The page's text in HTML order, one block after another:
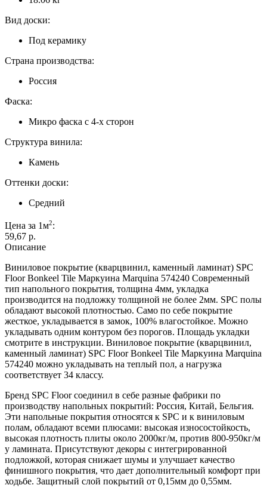
Вид доски:
Под керамику
Страна производства:
Россия
Фаска:
Микро фаска с 4-х сторон
Структура винила:
Камень
Оттенки доски:
Средний
Цена за 1м2:
59,67 p.
Описание
Виниловое покрытие (кварцвинил, каменный ламинат) SPC
Floor Bonkeel Tile Маркуина Marquina 574240 Современный
тип напольного покрытия, толщина 4мм, укладка
производится на подложку толщиной не более 2мм. SPC полы
обладают высокой плотностью. Само по себе покрытие
жесткое, укладывается в замок, 100% влагостойкое. Можно
укладывать одним контуром без порогов. Площадь укладки
смотрите в инструкции. Виниловое покрытие (кварцвинил,
каменный ламинат) SPC Floor Bonkeel Tile Маркуина Marquina
574240 можно укладывать на теплый пол, а нагрузка
соответствует 34 классу.
Бренд SPC Floor соединил в себе разные фабрики по
производству напольных покрытий: Россия, Китай, Бельгия.
Эти напольные покрытия относятся к SPC и к виниловым
полам, обладают всеми плюсами: высокая износостойкость,
высокая плотность плиты около 2000кг/м, против 800-950кг/м
у ламината. Присутствуют декоры с интегрированной
подложкой, которая снижает шумы и улучшает качество
финишного покрытия, что дает дополнительный комфорт при
ходьбе. Защитный слой покрытий от 0,15мм до 0,55мм.